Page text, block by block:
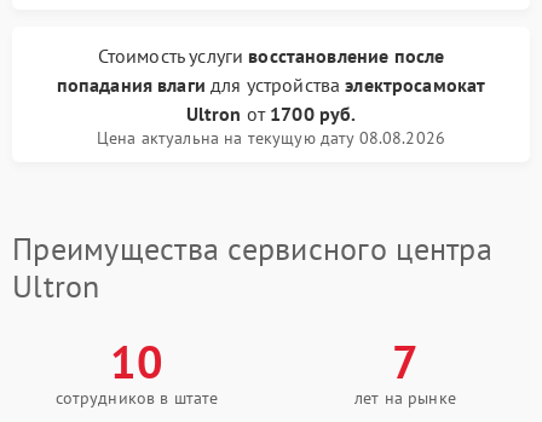
Стоимость услуги восстановление после
попадания влаги для устройстваэлектросамокат
Ultron от 1700 руб.
Цена актуальна на текущую дату 08.08.2026
Преимущества сервисного центра
Ultron
10
сотрудников в штате
7
лет на рынке